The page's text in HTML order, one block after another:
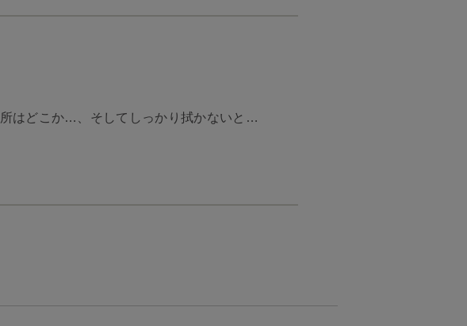
はどこか…、そしてしっかり拭かないと…